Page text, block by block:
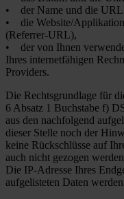
• der Name und die URL
• die Website/
(Referrer-URL),
• der von Ihnen
Ihres internetfähigen
Providers.
Die Rechtsgrundlage für
6 Absatz 1 Buchstabe f)
aus den nachfolgend
dieser Stelle noch der
keine Rückschlüsse auf
auch nicht gezogen
Die IP-Adresse Ihres
aufgelisteten Daten